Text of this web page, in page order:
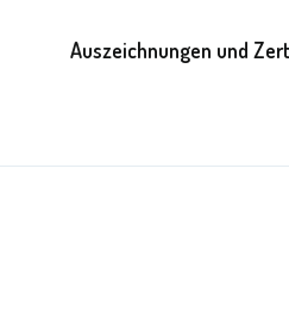
Auszeichnungen und